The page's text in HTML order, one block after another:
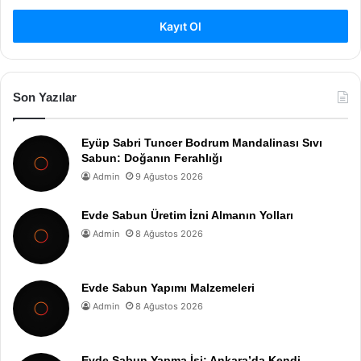
Kayıt Ol
Son Yazılar
Eyüp Sabri Tuncer Bodrum Mandalinası Sıvı
Sabun: Doğanın Ferahlığı
Admin 9 Ağustos 2026
Evde Sabun Üretim İzni Almanın Yolları
Admin 8 Ağustos 2026
Evde Sabun Yapımı Malzemeleri
Admin 8 Ağustos 2026